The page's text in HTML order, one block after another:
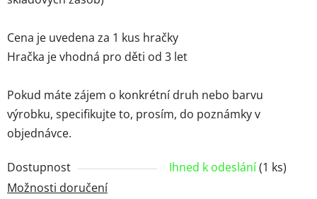
Cena je uvedena za 1 kus hračky
Hračka je vhodná pro děti od 3 let
Pokud máte zájem o konkrétní druh nebo barvu
výrobku, specifikujte to, prosím, do poznámky v
objednávce.
Dostupnost Ihned k odeslání(1 ks)
Možnosti doručení